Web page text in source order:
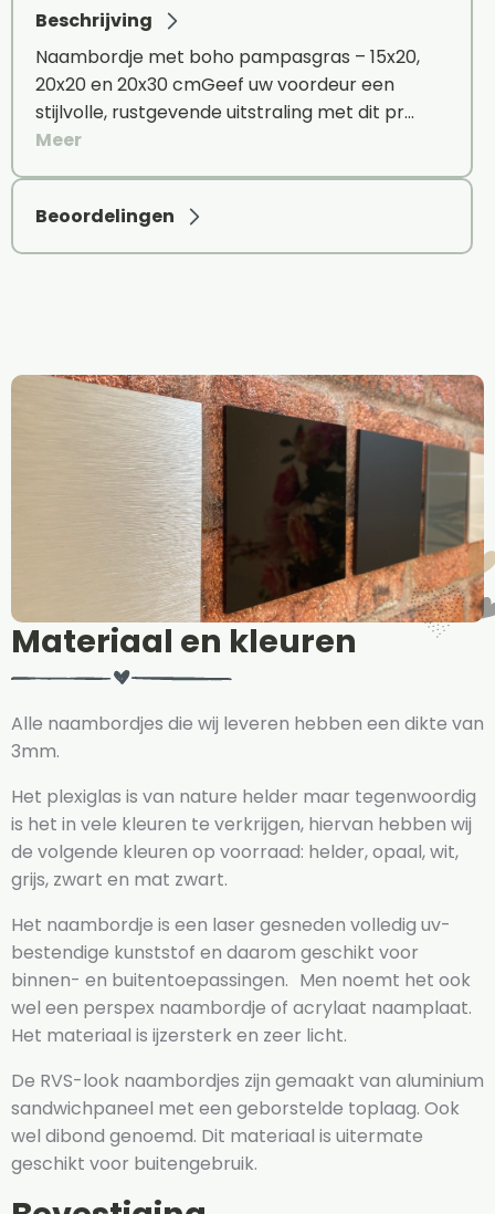
Beschrijving
Naambordje met boho pampasgras – 15x20,
20x20 en 20x30 cmGeef uw voordeur een
stijlvolle, rustgevende uitstraling met dit pr…
Meer
Beoordelingen
Materiaal en kleuren
Alle naambordjes die wij leveren hebben een dikte van
3mm.
Het plexiglas is van nature helder maar tegenwoordig
is het in vele kleuren te verkrijgen, hiervan hebben wij
de volgende kleuren op voorraad: helder, opaal, wit,
grijs, zwart en mat zwart.
Het naambordje is een laser gesneden volledig uv-
bestendige kunststof en daarom geschikt voor
binnen- en buitentoepassingen. Men noemt het ook
wel een perspex naambordje of acrylaat naamplaat.
Het materiaal is ijzersterk en zeer licht.
De RVS-look naambordjes zijn gemaakt van aluminium
sandwichpaneel met een geborstelde toplaag. Ook
wel dibond genoemd. Dit materiaal is uitermate
geschikt voor buitengebruik.